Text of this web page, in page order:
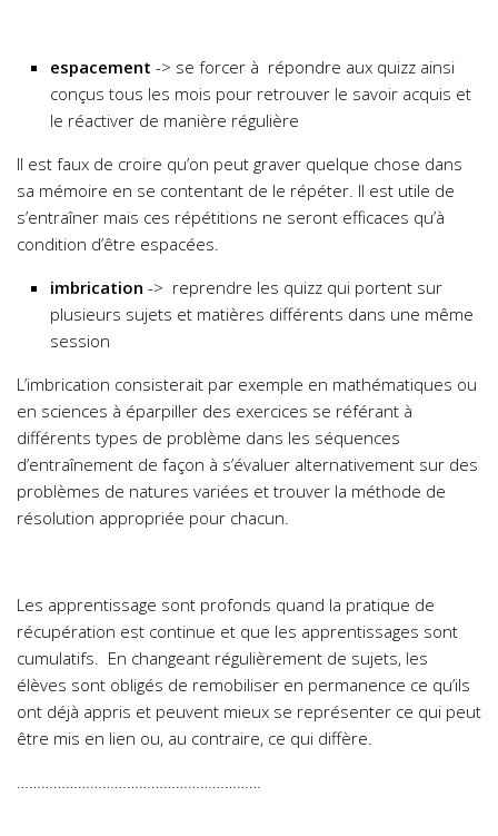
espacement -> se forcer à répondre aux quizz ainsi
conçus tous les mois pour retrouver le savoir acquis et
le réactiver de manière régulière
Il est faux de croire qu’on peut graver quelque chose dans
sa mémoire en se contentant de le répéter. Il est utile de
s’entraîner mais ces répétitions ne seront efficaces qu’à
condition d’être espacées.
imbrication -> reprendre les quizz qui portent sur
plusieurs sujets et matières différents dans une même
session
L’imbrication consisterait par exemple en mathématiques ou
en sciences à éparpiller des exercices se référant à
différents types de problème dans les séquences
d’entraînement de façon à s’évaluer alternativement sur des
problèmes de natures variées et trouver la méthode de
résolution appropriée pour chacun.
Les apprentissage sont profonds quand la pratique de
récupération est continue et que les apprentissages sont
cumulatifs. En changeant régulièrement de sujets, les
élèves sont obligés de remobiliser en permanence ce qu’ils
ont déjà appris et peuvent mieux se représenter ce qui peut
être mis en lien ou, au contraire, ce qui diffère.
……………………………………………………